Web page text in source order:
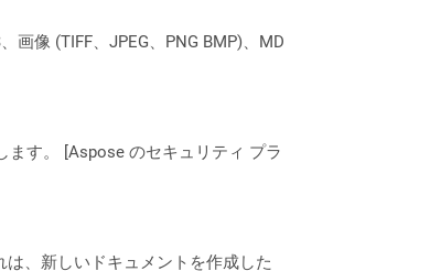
画像 (TIFF、JPEG、PNG BMP)、MD
ます。 [Aspose のセキュリティ プラ
、新しいドキュメントを作成した